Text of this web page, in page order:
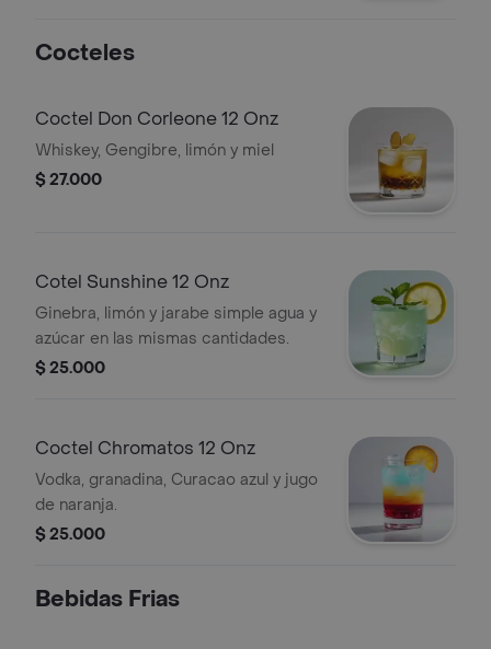
Cocteles
Coctel Don Corleone 12 Onz
Whiskey, Gengibre, limón y miel
$ 27.000
Cotel Sunshine 12 Onz
Ginebra, limón y jarabe simple agua y
azúcar en las mismas cantidades.
$ 25.000
Coctel Chromatos 12 Onz
Vodka, granadina, Curacao azul y jugo
de naranja.
$ 25.000
Bebidas Frias